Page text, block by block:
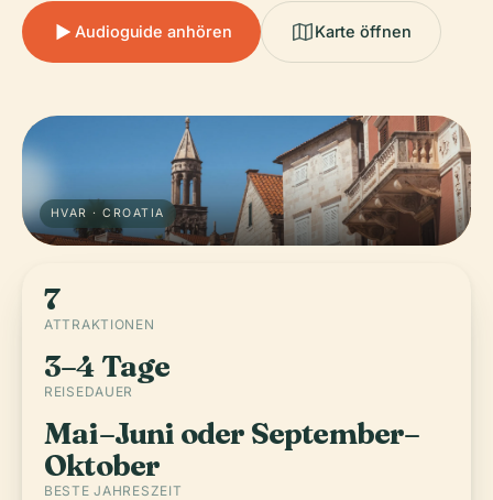
Audioguide anhören Karte öffnen
HVAR · CROATIA
7
ATTRAKTIONEN
3–4 Tage
REISEDAUER
Mai–Juni oder September–
Oktober
BESTE JAHRESZEIT